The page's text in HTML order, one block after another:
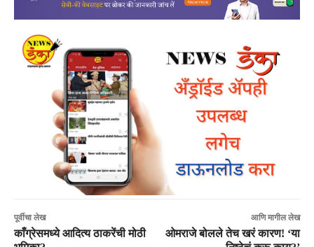
पूर्वीचा लेख
काँग्रेसमध्ये आदित्य ठाकरेंची मोठी
आणि मागील लेख
ओमराजे बोलले तेच खरं कारण! ‘या